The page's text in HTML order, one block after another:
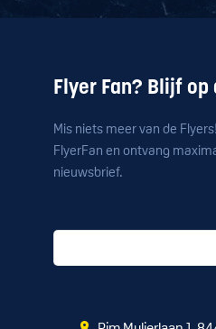
Flyer Fan? Blijf op
Mis niets meer van de
FlyerFan en ontvang
nieuwsbrief.